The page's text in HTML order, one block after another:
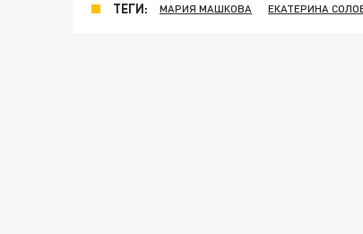
ТЕГИ: МАРИЯ МАШКОВА ЕКАТЕРИНА